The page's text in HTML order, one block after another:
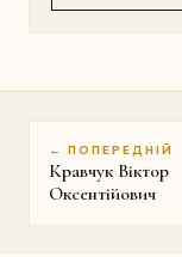
← ПОПЕРЕДНІЙ
Кравчук Віктор
Оксентійович